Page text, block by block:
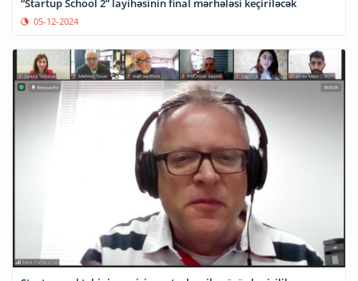
“Startup School 2” layihəsinin final mərhələsi keçiriləcək
05-12-2024